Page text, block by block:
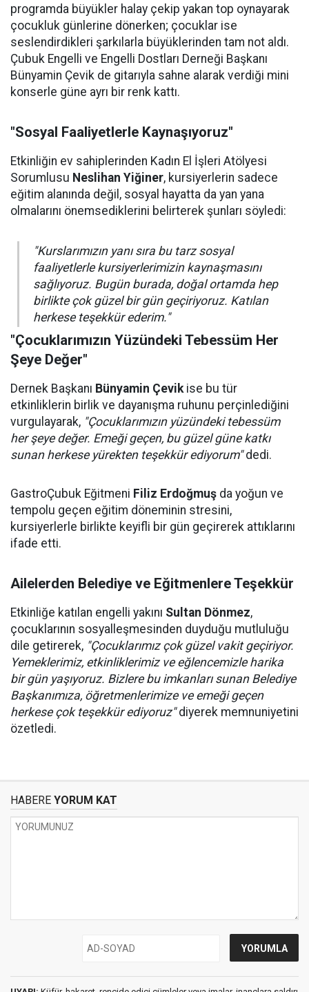
programda büyükler halay çekip yakan top oynayarak
çocukluk günlerine dönerken; çocuklar ise
seslendirdikleri şarkılarla büyüklerinden tam not aldı.
Çubuk Engelli ve Engelli Dostları Derneği Başkanı
Bünyamin Çevik de gitarıyla sahne alarak verdiği mini
konserle güne ayrı bir renk kattı.
"Sosyal Faaliyetlerle Kaynaşıyoruz"
Etkinliğin ev sahiplerinden Kadın El İşleri Atölyesi
Sorumlusu Neslihan Yiğiner, kursiyerlerin sadece
eğitim alanında değil, sosyal hayatta da yan yana
olmalarını önemsediklerini belirterek şunları söyledi:
"Kurslarımızın yanı sıra bu tarz sosyal
faaliyetlerle kursiyerlerimizin kaynaşmasını
sağlıyoruz. Bugün burada, doğal ortamda hep
birlikte çok güzel bir gün geçiriyoruz. Katılan
herkese teşekkür ederim."
"Çocuklarımızın Yüzündeki Tebessüm Her
Şeye Değer"
Dernek Başkanı Bünyamin Çevikise bu tür
etkinliklerin birlik ve dayanışma ruhunu perçinlediğini
vurgulayarak, "Çocuklarımızın yüzündeki tebessüm
her şeye değer. Emeği geçen, bu güzel güne katkı
sunan herkese yürekten teşekkür ediyorum"dedi.
GastroÇubuk Eğitmeni Filiz Erdoğmuş da yoğun ve
tempolu geçen eğitim döneminin stresini,
kursiyerlerle birlikte keyifli bir gün geçirerek attıklarını
ifade etti.
Ailelerden Belediye ve Eğitmenlere Teşekkür
Etkinliğe katılan engelli yakını Sultan Dönmez,
çocuklarının sosyalleşmesinden duyduğu mutluluğu
dile getirerek, "Çocuklarımız çok güzel vakit geçiriyor.
Yemeklerimiz, etkinliklerimiz ve eğlencemizle harika
bir gün yaşıyoruz. Bizlere bu imkanları sunan Belediye
Başkanımıza, öğretmenlerimize ve emeği geçen
herkese çok teşekkür ediyoruz"diyerek memnuniyetini
özetledi.
HABERE YORUM KAT